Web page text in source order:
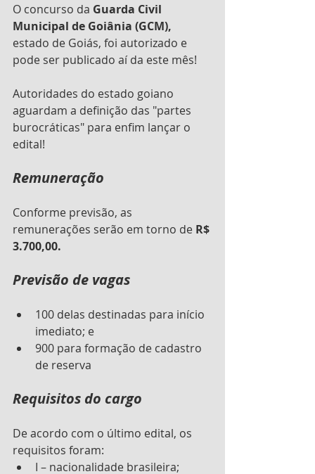
O concurso da Guarda Civil
Municipal de Goiânia (GCM),
estado de Goiás, foi autorizado e
pode ser publicado aí da este mês!
Autoridades do estado goiano
aguardam a definição das "partes
burocráticas" para enfim lançar o
edital!
Remuneração
Conforme previsão, as
remunerações serão em torno de R$
3.700,00.
Previsão de vagas
100 delas destinadas para início
imediato; e
900 para formação de cadastro
de reserva
Requisitos do cargo
De acordo com o último edital, os
requisitos foram:
I – nacionalidade brasileira;